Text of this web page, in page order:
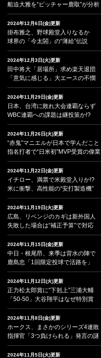
船迫大雅を“ピッチャー鹿取”が分析
2024年12月6日(金)更新
掛布雅之、野球殿堂入りなるか
球界の「今太閤」の“薄給”伝説
2024年12月3日(火)更新
田中将大「居場所」求め楽天退団
「意気に感じる」大エースの不憫
2024年11月29日(金)更新
日本、台湾に敗れ大会連覇ならず
WBC連覇への課題は継投策か!?
2024年11月26日(火)更新
“赤鬼”マニエルが日本で学んだこと
指名打者で“日米初”MVP受賞の偉業
2024年11月22日(金)更新
イチロー、満票で米殿堂入りか!?
米に衝撃、高性能の“安打製造機”
2024年11月19日(火)更新
広島、リベンジのカギは新外国人
失敗した場合は“補正予算”で対応
2024年11月15日(金)更新
中日・根尾昂、来季は背水の陣で
鹿島忠「1回限定投球で活路を」
2024年11月12日(火)更新
正力松太郎賞に“下剋上”三浦大輔
「50-50」大谷翔平はなぜ特別賞
2024年11月8日(金)更新
ホークス、まさかのシリーズ4連敗
指揮官「3つ負けられる」発言の謎
2024年11月5日(火)更新